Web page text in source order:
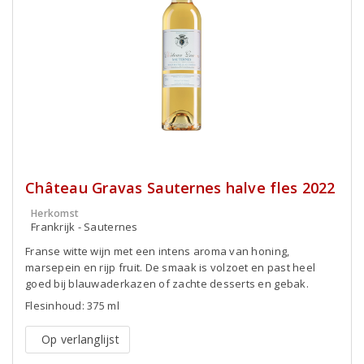
Château Gravas Sauternes halve fles 2022
Herkomst
Frankrijk - Sauternes
Franse witte wijn met een intens aroma van honing,
marsepein en rijp fruit. De smaak is volzoet en past heel
goed bij blauwaderkazen of zachte desserts en gebak.
Flesinhoud: 375 ml
Op verlanglijst